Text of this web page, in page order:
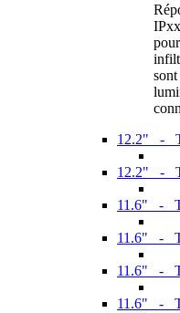
sont
12.2" -
12.2" -
11.6" -
11.6" -
11.6" -
11.6" -